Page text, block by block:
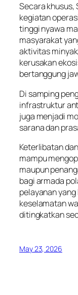
Secara khusus,
kegiatan
tinggi nyawa
masyarakat
aktivitas
kerusakan
bertanggung
Di samping
infrastruktur
juga menjadi
sarana dan
Keterlibatan
mampu
maupun
bagi armada
pelayanan
keselamatan
ditingkatkan
May 23, 2026